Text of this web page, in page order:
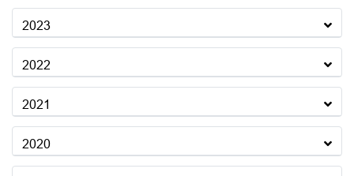
2023
2022
2021
2020